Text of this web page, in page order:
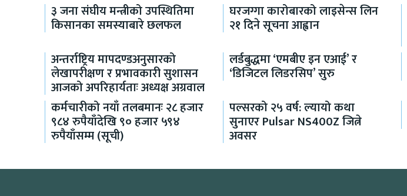
३ जना संघीय मन्त्रीको उपस्थितिमा
किसानका समस्याबारे छलफल
घरजग्गा कारोबारको लाइसेन्स लिन
२१ दिने सूचना आह्वान
अन्तर्राष्ट्रिय मापदण्डअनुसारको
लेखापरीक्षण र प्रभावकारी सुशासन
आजको अपरिहार्यताः अध्यक्ष अग्रवाल
लर्डबुद्धमा ‘एमबीए इन एआई’ र
‘डिजिटल लिडरसिप’ सुरु
कर्मचारीको नयाँ तलबमानः २८ हजार
९८४ रुपैयाँदेखि ९० हजार ५९४
रुपैयाँसम्म (सूची)
पल्सरको २५ वर्ष: ल्यायो कथा
सुनाएर Pulsar NS400Z जित्ने
अवसर